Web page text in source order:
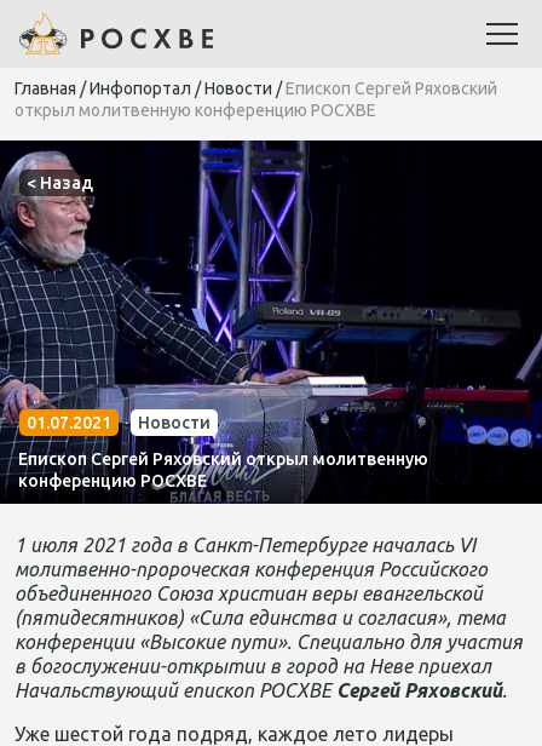
Главная /Инфопортал /Новости /Епископ Сергей Ряховский
открыл молитвенную конференцию РОСХВЕ
< Назад
01.07.2021
Новости
Епископ Сергей Ряховский открыл молитвенную
конференцию РОСХВЕ
1 июля 2021 года в Санкт-Петербурге началась VI
молитвенно-пророческая конференция Российского
объединенного Союза христиан веры евангельской
(пятидесятников) «Сила единства и согласия», тема
конференции «Высокие пути». Специально для участия
в богослужении-открытии в город на Неве приехал
Начальствующий епископ РОСХВЕ Сергей Ряховский.
Уже шестой года подряд, каждое лето лидеры